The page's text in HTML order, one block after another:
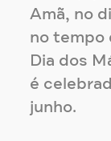
Amã, no
no tempo
Dia dos
é
junho.